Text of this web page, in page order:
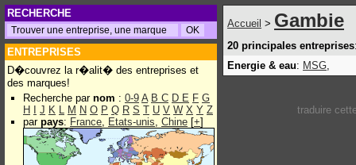
RECHERCHE
ENTREPRISES
D�couvrez la r�alit� des entreprises et
des marques!
Recherche par nom : 0-9 A B C D E F G
H
J K L M N O P Q R S T U V W X Y Z
par pays: France, Etats-unis, Chine [+]
Accueil > Gambie
20 principales entreprises
Energie & eau: MSG,
traduire